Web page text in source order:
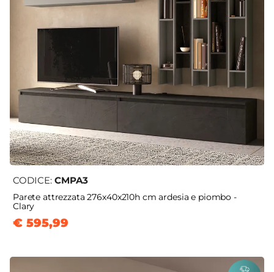
CODICE: CMPA3
Parete attrezzata 276x40x210h cm ardesia e piombo -
Clary
€ 595,99